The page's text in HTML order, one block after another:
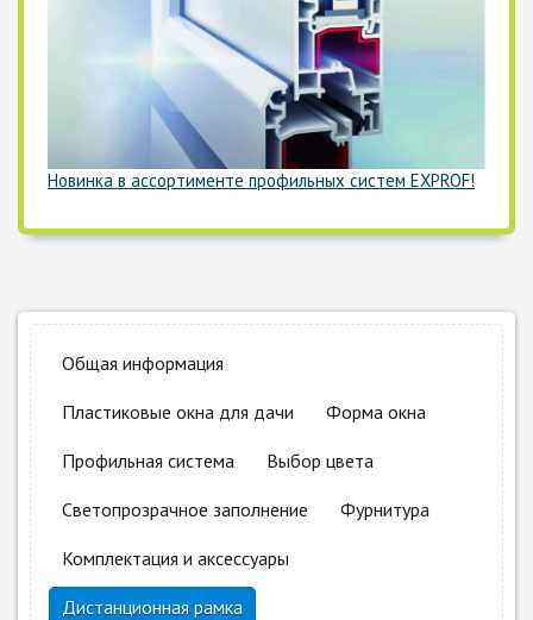
Новинка в ассортименте профильных систем EXPROF!
Общая информация
Пластиковые окна для дачи Форма окна
Профильная система Выбор цвета
Светопрозрачное заполнение Фурнитура
Комплектация и аксессуары
Дистанционная рамка